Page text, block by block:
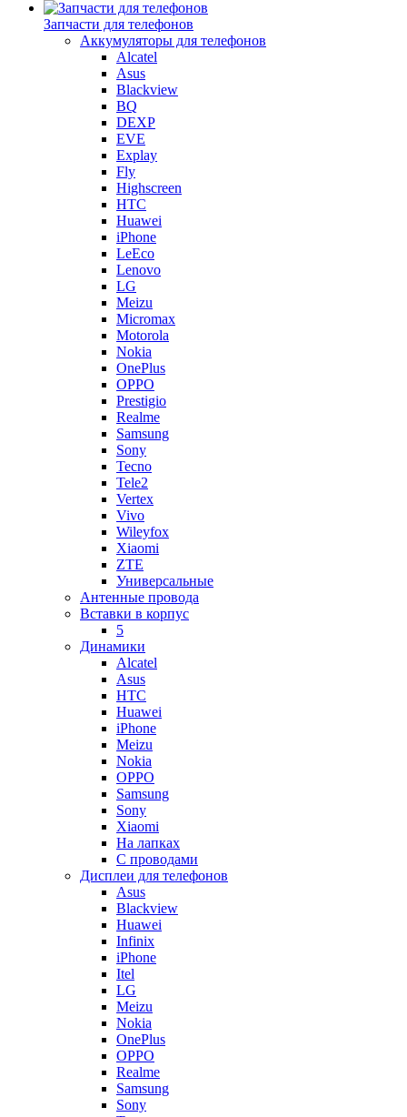
Запчасти для телефонов
Аккумуляторы для телефонов
Alcatel
Asus
Blackview
BQ
DEXP
EVE
Explay
Fly
Highscreen
HTC
Huawei
iPhone
LeEco
Lenovo
LG
Meizu
Micromax
Motorola
Nokia
OnePlus
OPPO
Prestigio
Realme
Samsung
Sony
Tecno
Tele2
Vertex
Vivo
Wileyfox
Xiaomi
ZTE
Универсальные
Антенные провода
Вставки в корпус
5
Динамики
Alcatel
Asus
HTC
Huawei
iPhone
Meizu
Nokia
OPPO
Samsung
Sony
Xiaomi
На лапках
С проводами
Дисплеи для телефонов
Asus
Blackview
Huawei
Infinix
iPhone
Itel
LG
Meizu
Nokia
OnePlus
OPPO
Realme
Samsung
Sony